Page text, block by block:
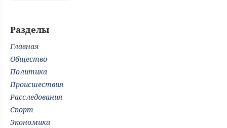
Разделы
Главная
Общество
Политика
Происшествия
Расследования
Спорт
Экономика